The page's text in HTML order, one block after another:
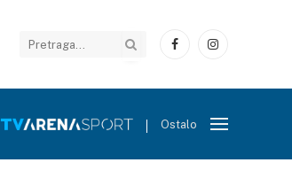
FacebookInstagram
Ostalo